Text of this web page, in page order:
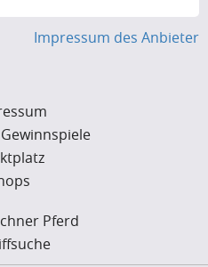
Impressum des Anbieter
Pferd